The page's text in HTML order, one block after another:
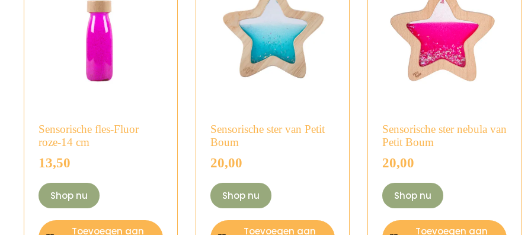
Sensorische fles-Fluor
roze-14 cm
13,50
Shop nu
Toevoegen aan
Sensorische ster van Petit
Boum
20,00
Shop nu
Toevoegen aan
Sensorische ster nebula van
Petit Boum
20,00
Shop nu
Toevoegen aan